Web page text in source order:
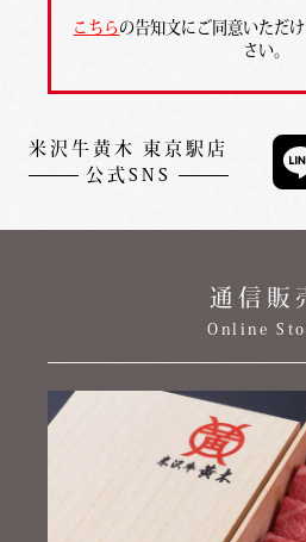
こちら の告知文にご同意いただ
さい。
米沢牛黄木 東京駅店
公式SNS
通信販
Online